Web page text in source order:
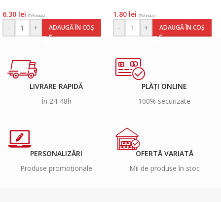
6.30 lei (TVA inclus)
- + ADAUGĂ ÎN COȘ
1.80 lei (TVA inclus)
- + ADAUGĂ ÎN COȘ
LIVRARE RAPIDĂ
În 24-48h
PLĂȚI ONLINE
100% securizate
PERSONALIZĂRI
Produse promoționale
OFERTĂ VARIATĂ
Mii de produse în stoc